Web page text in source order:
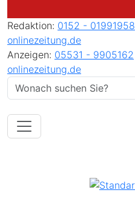
Redaktion: 0152 - 01991958
onlinezeitung.de
Anzeigen: 05531 - 9905162
onlinezeitung.de